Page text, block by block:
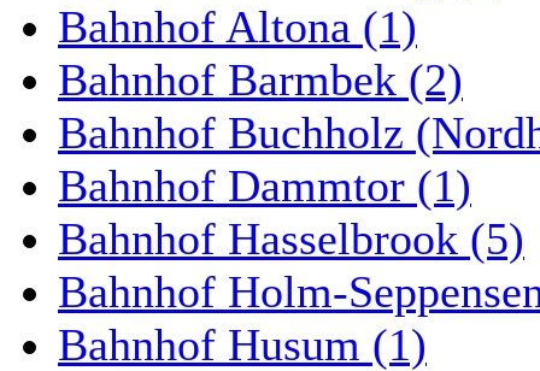
Bahnhof Altona (1)
Bahnhof Barmbek (2)
Bahnhof Buchholz
Bahnhof Dammtor (1)
Bahnhof Hasselbrook (5)
Bahnhof Holm-
Bahnhof Husum (1)